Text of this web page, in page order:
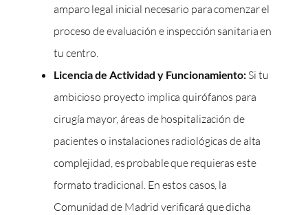
amparo legal inicial necesario para comenzar el
proceso de evaluación e inspección sanitaria en
tu centro.
Licencia de Actividad y Funcionamiento:Si tu
ambicioso proyecto implica quirófanos para
cirugía mayor, áreas de hospitalización de
pacientes o instalaciones radiológicas de alta
complejidad, es probable que requieras este
formato tradicional. En estos casos, la
Comunidad de Madrid verificará que dicha